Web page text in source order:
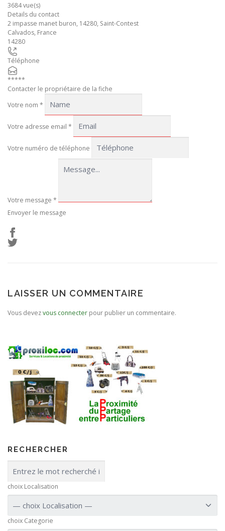
3684 vue(s)
Details du contact
2 impasse manet buron, 14280, Saint-Contest
Calvados, France
14280
Téléphone
*****
Contacter le propriétaire de la fiche
Votre nom *
Votre adresse email *
Votre numéro de téléphone
Votre message *
Envoyer le message
LAISSER UN COMMENTAIRE
Vous devezvous connecter pour publier un commentaire.
RECHERCHER
choix Localisation
choix Categorie